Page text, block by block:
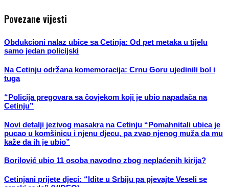
Povezane vijesti
Obdukcioni nalaz ubice sa Cetinja: Od pet metaka u tijelu
samo jedan policijski
Na Cetinju održana komemoracija: Crnu Goru ujedinili bol i
tuga
“Policija pregovara sa čovjekom koji je ubio napadača na
Cetinju”
Novi detalji jezivog masakra na Cetinju “Pomahnitali ubica je
pucao u komšinicu i njenu djecu, pa zvao njenog muža da mu
kaže da ih je ubio”
Borilović ubio 11 osoba navodno zbog neplaćenih kirija?
Cetinjani prijete djeci: “Idite u Srbiju pa pjevajte Veseli se